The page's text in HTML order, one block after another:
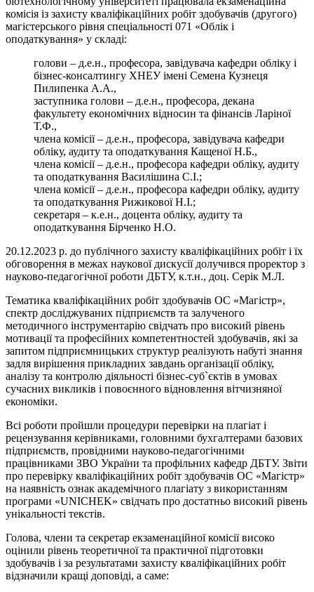
комісія із захисту кваліфікаційних робіт здобувачів (другого)
магістерського рівня спеціальності 071 «Облік і
оподаткування» у складі:
голови – д.е.н., професора, завідувача кафедри обліку і
бізнес-консалтингу ХНЕУ імені Семена Кузнеця
Пилипенка А.А.,
заступника голови – д.е.н., професора, декана
факультету економічних відносин та фінансів Ларіної
Т.Ф.,
члена комісії – д.е.н., професора, завідувача кафедри
обліку, аудиту та оподаткування Кащеної Н.Б.,
члена комісії – д.е.н., професора кафедри обліку, аудиту
та оподаткування Василішина С.І.;
члена комісії – д.е.н., професора кафедри обліку, аудиту
та оподаткування Рижикової Н.І.;
секретаря – к.е.н., доцента обліку, аудиту та
оподаткування Бірченко Н.О.
20.12.2023 р. до публічного захисту кваліфікаційних робіт і їх
обговорення в межах наукової дискусії долучився проректор з
науково-педагогічної роботи ДБТУ, к.т.н., доц. Серік М.Л.
Тематика кваліфікаційних робіт здобувачів ОС «Магістр»,
спектр досліджуваних підприємств та залученого
методичного інструментарію свідчать про високий рівень
мотивації та професійних компетентностей здобувачів, які за
запитом підприємницьких структур реалізують набуті знання
задля вирішення прикладних завдань організації обліку,
аналізу та контролю діяльності бізнес-суб`єктів в умовах
сучасних викликів і повоєнного відновлення вітчизняної
економіки.
Всі роботи пройшли процедури перевірки на плагіат і
рецензування керівниками, головними бухгалтерами базових
підприємств, провідними науково-педагогічними
працівниками ЗВО України та профільних кафедр ДБТУ. Звіти
про перевірку кваліфікаційних робіт здобувачів ОС «Магістр»
на наявність ознак академічного плагіату з використанням
програми «UNICHEK» свідчать про достатньо високий рівень
унікальності текстів.
Голова, члени та секретар екзаменаційної комісії високо
оцінили рівень теоретичної та практичної підготовки
здобувачів і за результатами захисту кваліфікаційних робіт
відзначили кращі доповіді, а саме: